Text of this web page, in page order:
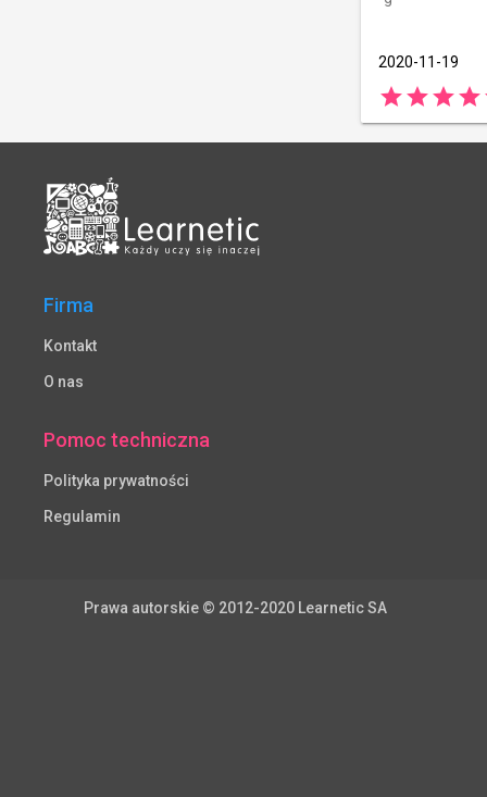
2020-11-19
starstarstarstar
Firma
Kontakt
O nas
Pomoc techniczna
Polityka prywatności
Regulamin
Prawa autorskie © 2012-2020 Learnetic SA